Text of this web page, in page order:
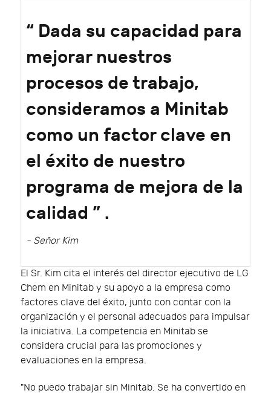
“ Dada su capacidad para
mejorar nuestros
procesos de trabajo,
consideramos a Minitab
como un factor clave en
el éxito de nuestro
programa de mejora de la
calidad ” .
- Señor Kim
El Sr. Kim cita el interés del director ejecutivo de LG
Chem en Minitab y su apoyo a la empresa como
factores clave del éxito, junto con contar con la
organización y el personal adecuados para impulsar
la iniciativa. La competencia en Minitab se
considera crucial para las promociones y
evaluaciones en la empresa.
"No puedo trabajar sin Minitab. Se ha convertido en